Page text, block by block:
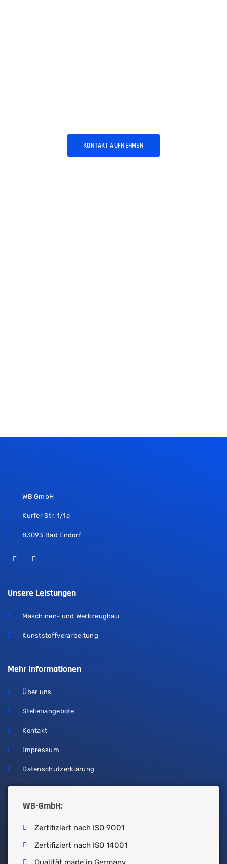
KONTAKT AUFNEHMEN
WB GmbH
Kurfer Str. 1/1a
83093 Bad Endorf
Unsere Leistungen
Maschinen- und Werkzeugbau
Kunststoffverarbeitung
Mehr Informationen
Über uns
Stellenangebote
Kontakt
Impressum
Datenschutzerklärung
WB-GmbH:
Zertifiziert nach ISO 9001
Zertifiziert nach ISO 14001